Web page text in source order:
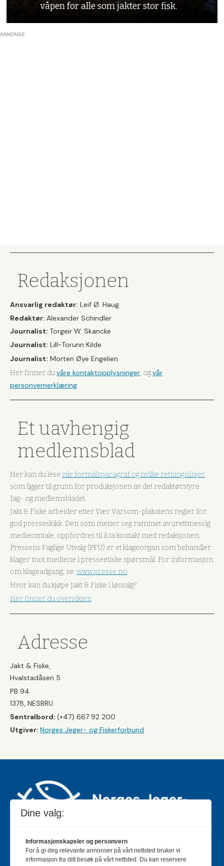
våpen for alle som jakter stor fisk.
ANNONSE
Redaksjonen
Ansvarlig redaktør: Leif Ø. Haug
Redaktør: Alexander Schindler
Journalist: Torgeir W. Skancke
Journalist: Lill-Torunn Kilde
Journalist: Morten Øye Engelien
Her finner duvåre kontaktopplysninger, ogvår
personvernerklæring.
Et uavhengig
medlemsblad
Her kan du lese vår formålsparagraf og hvilke retningslinjer
som ligger til grunn for produksjonen av det redaktørstyre
fag- og medlemsbladet.
Jakt & Fiske arbeider etter Vær Varsom-plakatens regler for
god presseskikk. Den som mener seg rammet av urettmessig
medieomtale, oppfordres til å ta kontakt med redaksjonen.
Pressens Faglige Utvalg (PFU) er et klageorgan som behandler
klager mot mediene i presseetiske spørsmål. For informasjon
om klageadgang, se: www.presse.no
Hvor kan du kjøpe Jakt & Fiske i løssalg?
Her finner du oversikten
Adresse
Jakt & Fiske,
Hvalstadåsen 5
PB 94
1378, NESBRU
Sentralbord: (+47) 667 92 200
Utgiver: Norges Jeger- og Fiskerforbund
Jakt & Fiske er landets største og eldste magasin for
Dine valg:
Informasjonskapsler og personvern
For å gi deg relevante annonser på vårt nettsted bruker vi
informasjon fra ditt besøk på vårt nettsted. Du kan reservere